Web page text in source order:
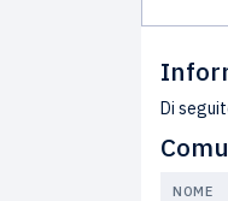
Di
NOME